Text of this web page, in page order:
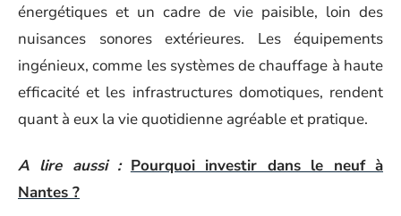
énergétiques et un cadre de vie paisible, loin des
nuisances sonores extérieures. Les équipements
ingénieux, comme les systèmes de chauffage à haute
efficacité et les infrastructures domotiques, rendent
quant à eux la vie quotidienne agréable et pratique.
A lire aussi : Pourquoi investir dans le neuf à
Nantes ?